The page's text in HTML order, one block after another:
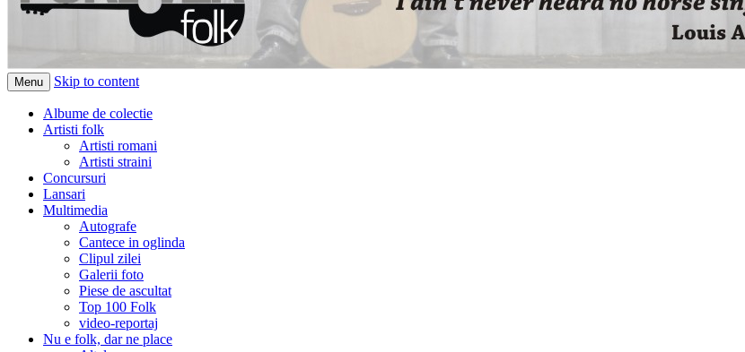
Menu Skip to content
Albume de colectie
Artisti folk
Artisti romani
Artisti straini
Concursuri
Lansari
Multimedia
Autografe
Cantece in oglinda
Clipul zilei
Galerii foto
Piese de ascultat
Top 100 Folk
video-reportaj
Nu e folk, dar ne place